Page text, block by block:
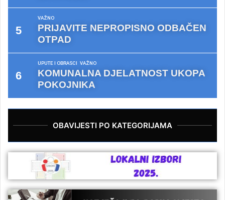
VAŽNO
PRIJAVITE NEPROPISNO ODBAČEN
OTPAD
UPUTE I OBRASCI VAŽNO
KOMUNALNA DJELATNOST UKOPA
POKOJNIKA
OBAVIJESTI PO KATEGORIJAMA